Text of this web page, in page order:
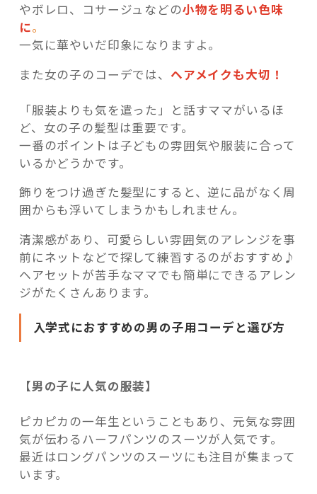
やボレロ、コサージュなどの小物を明るい色味
に。
一気に華やいだ印象になりますよ。
また女の子のコーデでは、 ヘアメイクも大切！
「服装よりも気を遣った」と話すママがいるほ
ど、女の子の髪型は重要です。
一番のポイントは子どもの雰囲気や服装に合って
いるかどうかです。
飾りをつけ過ぎた髪型にすると、逆に品がなく周
囲からも浮いてしまうかもしれません。
清潔感があり、可愛らしい雰囲気のアレンジを事
前にネットなどで探して練習するのがおすすめ♪
ヘアセットが苦手なママでも簡単にできるアレン
ジがたくさんあります。
入学式におすすめの男の子用コーデと選び方
【男の子に人気の服装】
ピカピカの一年生ということもあり、元気な雰囲
気が伝わるハーフパンツのスーツが人気です。
最近はロングパンツのスーツにも注目が集まって
います。